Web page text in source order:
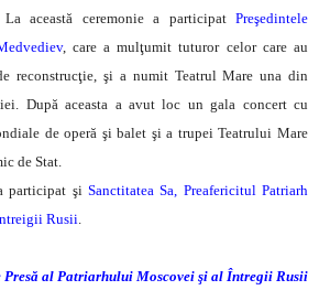
La această ceremonie a participatPreşedintele
, care a mulţumit tuturor celor care au
reconstrucţie, şi a numit Teatrul Mare una din
După aceasta a avut loc un gala concert cu
de operă şi balet şi a trupei Teatrului Mare
de Stat.
participat şi Sanctitatea Sa, Preafericitul Patriarh
Rusii.
Presă al Patriarhului Moscovei şi al Întregii Rusii